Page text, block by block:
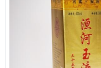
公司找到归属感和成就感。同
精心运作，不断提高服务质量
在产品与服务方面，公司严格
全新原装合格正品，包括零部
生、环保规定及各项强制性规
们深入了解市场需求，积极与
案。同时，公司还建立了完善
的过程中能够得到及时、有效
务，赢得了客户的广泛认可和
文化，这是公司不断发展壮大